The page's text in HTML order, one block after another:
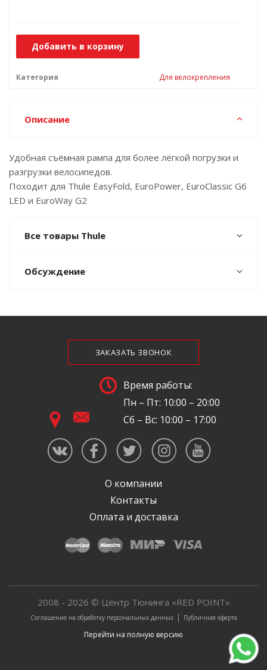
Добавить в корзину
Категория Для велокрепления
Описание
Удобная съёмная рампа для более лёгкой погрузки и
разгрузки велосипедов.
Походит для Thule EasyFold, EuroPower, EuroClassic G6
LED и EuroWay G2
Все товары Thule
Обсуждение
ЗАКАЗАТЬ ЗВОНОК
Время работы:
Пн – Пт: 10:00 – 20:00
Сб – Вс: 10:00 – 17:00
О компании
Контакты
Оплата и доставка
2008 - 2026 © Центр Тюнинга «RED POINT»
Соглашение на обработку персональных данных| Публичная оферта
Перейти на полную версию